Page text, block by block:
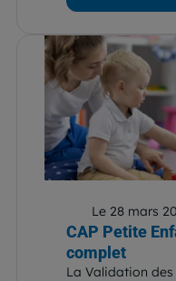
Le 28 mars
CAP Petite
complet
La Validation des